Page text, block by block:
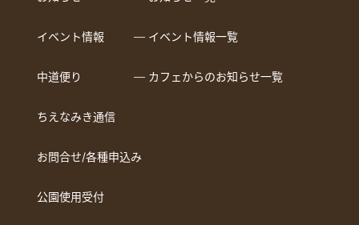
イベント情報 ― イベント情報一覧
中道便り ― カフェからのお知らせ一覧
ちえなみき通信
お問合せ/各種申込み
公園使用受付